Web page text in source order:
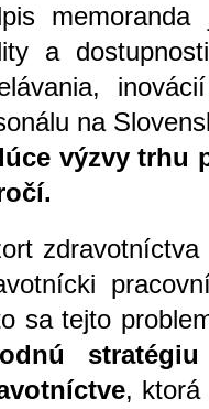
a
na
výzvy trhu
sa tejto
, ktorá